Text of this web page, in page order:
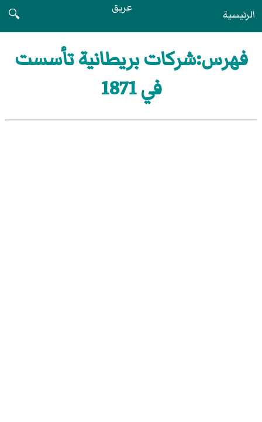
الرئيسية عريق
🔍
فهرس:شركات بريطانية تأسست
في 1871